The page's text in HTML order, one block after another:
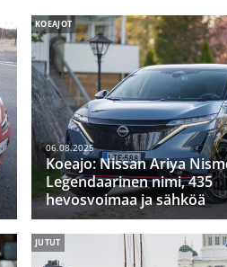
KOEAJOT
06.08.2025
Koeajo: Nissan Ariya
Legendaarinen nimi, 435
hevosvoimaa ja sähköä
JUTUT